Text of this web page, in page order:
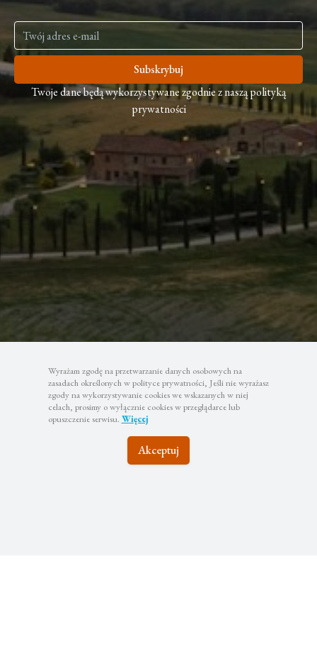
Wyrażam zgodę na przetwarzanie danych osobowych na
zasadach określonych w polityce prywatności, Jeśli nie wyrażasz
zgody na wykorzystywanie cookies we wskazanych w niej
celach, prosimy o wyłącznie cookies w przeglądarce lub
opuszczenie serwisu. Więcej
Akceptuj
Subskrybuj
Twoje dane będą wykorzystywane zgodnie z naszą polityką
prywatności